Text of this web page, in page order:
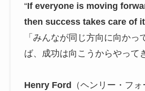
“If everyone is moving
then success takes care of
「みんなが同じ方向に向かっ
ば、成功は向こうからやって
Henry Ford （ヘンリー・フォ